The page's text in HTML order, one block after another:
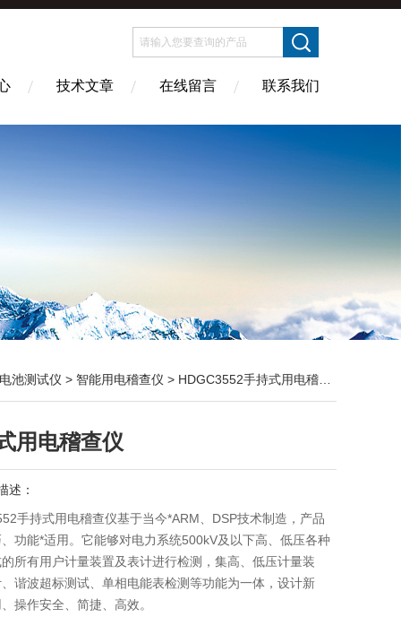
技术文章 在线留言 联系我们
池测试仪 > 智能用电稽查仪 > HDGC3552手持式用电稽查仪
用电稽查仪
述：
手持式用电稽查仪基于当今*ARM、DSP技术制造，产品
功能*适用。它能够对电力系统500kV及以下高、低压各种
所有用户计量装置及表计进行检测，集高、低压计量装
谐波超标测试、单相电能表检测等功能为一体，设计新
操作安全、简捷、高效。